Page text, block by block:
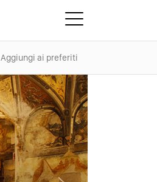
Aggiungi ai preferiti